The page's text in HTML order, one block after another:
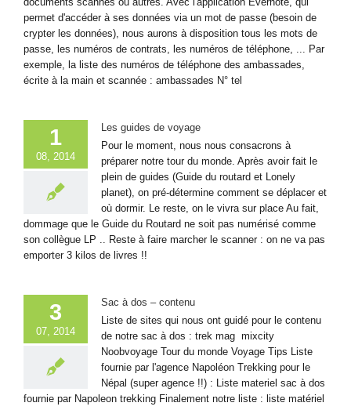
permet d'accéder à ses données via un mot de passe (besoin de
crypter les données), nous aurons à disposition tous les mots de
passe, les numéros de contrats, les numéros de téléphone, ... Par
exemple, la liste des numéros de téléphone des ambassades,
écrite à la main et scannée : ambassades N° tel
1
08, 2014
Les guides de voyage
Pour le moment, nous nous consacrons à
préparer notre tour du monde. Après avoir fait le
plein de guides (Guide du routard et Lonely
planet), on pré-détermine comment se déplacer et
où dormir. Le reste, on le vivra sur place Au fait,
dommage que le Guide du Routard ne soit pas numérisé comme
son collègue LP .. Reste à faire marcher le scanner : on ne va pas
emporter 3 kilos de livres !!
3
07, 2014
Sac à dos – contenu
Liste de sites qui nous ont guidé pour le contenu
de notre sac à dos : trek mag mixcity
Noobvoyage Tour du monde Voyage Tips Liste
fournie par l'agence Napoléon Trekking pour le
Népal (super agence !!) : Liste materiel sac à dos
fournie par Napoleon trekking Finalement notre liste : liste matériel